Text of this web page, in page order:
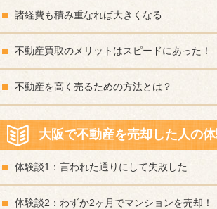
諸経費も積み重なれば大きくなる
不動産買取のメリットはスピードにあった！
不動産を高く売るための方法とは？
大阪で不動産を売却した人の
体験談1：言われた通りにして失敗した…
体験談2：わずか2ヶ月でマンションを売却！